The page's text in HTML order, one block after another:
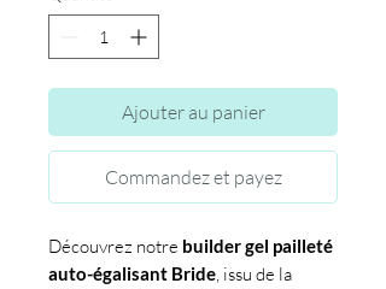
Ajouter au panier
Commandez et payez
Découvrez notre builder gel pailleté
auto-égalisant Bride, issu de la